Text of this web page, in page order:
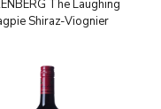
The Laughing
Shiraz-Viognier